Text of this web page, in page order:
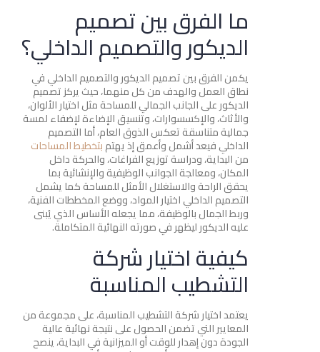
ما الفرق بين تصميم
الديكور والتصميم الداخلي؟
يكمن الفرق بين تصميم الديكور والتصميم الداخلي في
نطاق العمل والهدف من كل منهما، حيث يركز تصميم
الديكور على الجانب الجمالي للمساحة مثل اختيار الألوان،
والأثاث، والإكسسوارات، وتنسيق الإضاءة لإضفاء لمسة
جمالية متناسقة تعكس الذوق العام، أما التصميم
الداخلي فيعد أشمل وأعمق إذ يهتمبتخطيط المساحات
من البداية، ودراسة توزيع الفراغات، والحركة داخل
المكان، ومعالجة الجوانب الوظيفية والإنشائية بما
يحقق الراحة والاستغلال الأمثل للمساحة كما يشمل
التصميم الداخلي اختيار المواد، ووضع المخططات الفنية،
وربط الجمال بالوظيفة، مما يجعله الأساس الذي يُبنى
عليه الديكور ليظهر في صورته النهائية المتكاملة.
كيفية اختيار شركة
التشطيب المناسبة
يعتمد اختيار شركة التشطيب المناسبة، على مجموعة من
المعايير التي تضمن الحصول على نتيجة نهائية عالية
الجودة دون إهدار للوقت أو الميزانية في البداية، ينصح